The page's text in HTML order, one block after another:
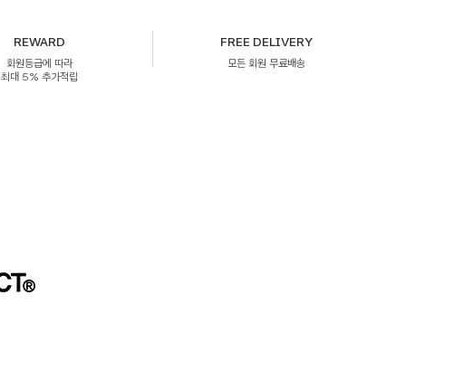
REWARD
회원등급에 따라
최대 5% 추가적립
FREE DELIVERY
모든 회원 무료배송